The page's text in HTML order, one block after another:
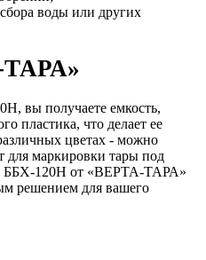
воды или других
вы получаете емкость,
пластика, что делает ее
цветах - можно
для маркировки тары под
ББХ-120Н от «ВЕРТА-ТАРА»
решением для вашего